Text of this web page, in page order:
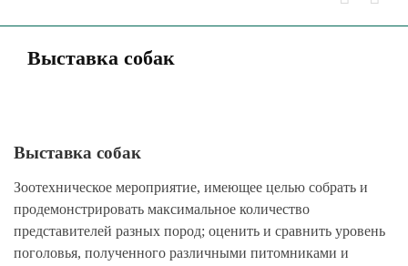
Выставка собак
Выставка собак
Зоотехническое мероприятие, имеющее целью собрать и
продемонстрировать максимальное количество
представителей разных пород; оценить и сравнить уровень
поголовья, полученного различными питомниками и